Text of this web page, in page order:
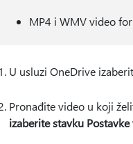
MP4 i WMV video
U usluzi OneDrive
Pronađite video u koji
izaberite stavku